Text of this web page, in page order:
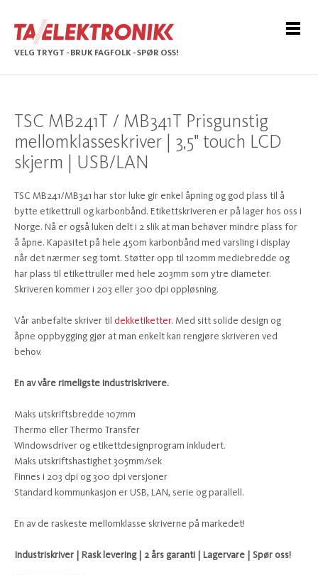
VELG TRYGT - BRUK FAGFOLK - SPØR OSS!
TSC MB241T / MB341T Prisgunstig
mellomklasseskriver | 3,5" touch LCD
skjerm | USB/LAN
TSC MB241/MB341 har stor luke gir enkel åpning og god plass til å
bytte etikettrull og karbonbånd. Etikettskriveren er på lager hos oss i
Norge. Nå er også luken delt i 2 slik at man behøver mindre plass for
å åpne. Kapasitet på hele 450m karbonbånd med varsling i display
når det nærmer seg tomt. Støtter opp til 120mm mediebredde og
har plass til etikettruller med hele 203mm som ytre diameter.
Skriveren kommer i 203 eller 300 dpi oppløsning.
Vår anbefalte skriver til dekketiketter. Med sitt solide design og
åpne oppbygging gjør at man enkelt kan rengjøre skriveren ved
behov.
En av våre rimeligste industriskrivere.
Maks utskriftsbredde 107mm
Thermo eller Thermo Transfer
Windowsdriver og etikettdesignprogram inkludert.
Maks utskriftshastighet 305mm/sek
Finnes i 203 dpi og 300 dpi versjoner
Standard kommunkasjon er USB, LAN, serie og parallell.
En av de raskeste mellomklasse skriverne på markedet!
Industriskriver | Rask levering | 2 års garanti | Lagervare | Spør oss!